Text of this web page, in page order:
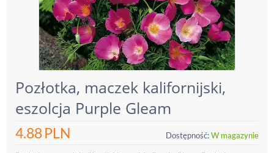
Pozłotka, maczek kalifornijski,
eszolcja Purple Gleam
4.88PLN Dostępność:W magazynie